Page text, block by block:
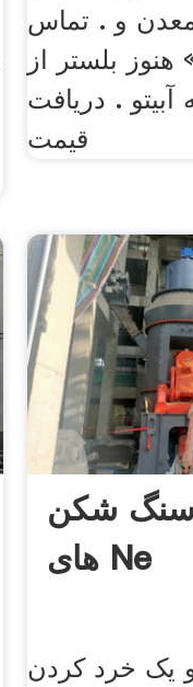
و . تماس
هنوز بلستر از
آبیتو . دریافت
قیمت
سنگ شکن
های Ne
یک خرد کردن